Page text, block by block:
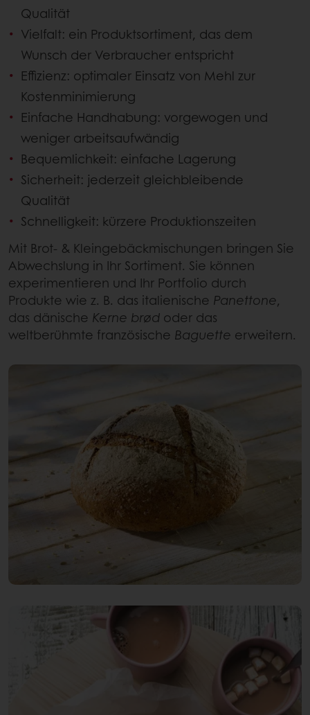
Qualität
Vielfalt: ein Produktsortiment, das dem
Wunsch der Verbraucher entspricht
Effizienz: optimaler Einsatz von Mehl zur
Kostenminimierung
Einfache Handhabung: vorgewogen und
weniger arbeitsaufwändig
Bequemlichkeit: einfache Lagerung
Sicherheit: jederzeit gleichbleibende
Qualität
Schnelligkeit: kürzere Produktionszeiten
Mit Brot- & Kleingebäckmischungen bringen Sie
Abwechslung in Ihr Sortiment. Sie können
experimentieren und Ihr Portfolio durch
Produkte wie z. B. das italienische Panettone,
das dänische Kerne brød oder das
weltberühmte französische Baguette erweitern.